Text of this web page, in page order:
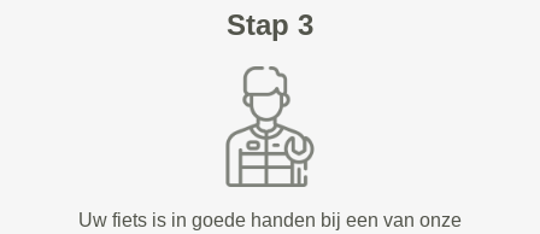
Stap 3
Uw fiets is in goede handen bij een van onze